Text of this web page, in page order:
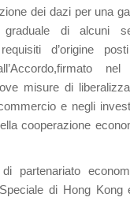
dei dazi per una
graduale di alcuni
d’origine
misure di
e negli
cooperazione
partenariato
di Hong Kong